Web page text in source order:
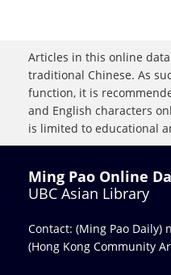
Articles in this online
traditional Chinese. As
function, it is
and English characters
is limited to educational
Ming Pao Online
UBC Asian Library
Contact: (Ming Pao Daily)
(Hong Kong Community